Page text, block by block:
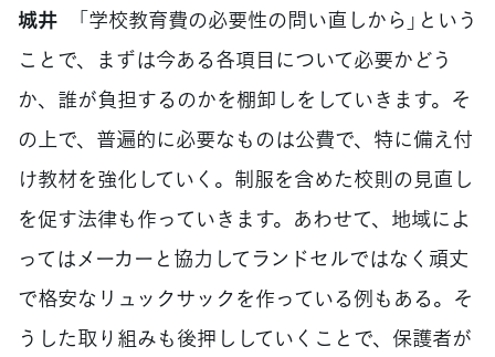
城井 「学校教育費の必要性の問い直しから」という
ことで、まずは今ある各項目について必要かどう
か、誰が負担するのかを棚卸しをしていきます。そ
の上で、普遍的に必要なものは公費で、特に備え付
け教材を強化していく。制服を含めた校則の見直し
を促す法律も作っていきます。あわせて、地域によ
ってはメーカーと協力してランドセルではなく頑丈
で格安なリュックサックを作っている例もある。そ
うした取り組みも後押ししていくことで、保護者が